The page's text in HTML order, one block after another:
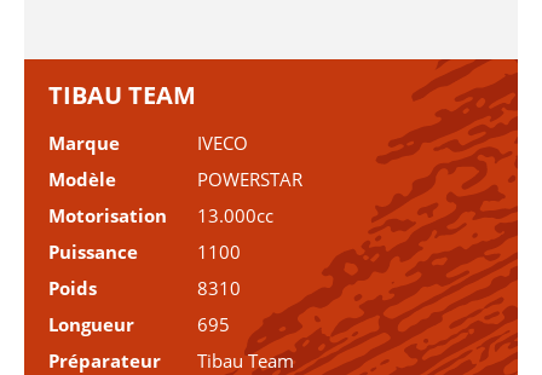
TIBAU TEAM
Marque
IVECO
Modèle
POWERSTAR
Motorisation
13.000cc
Puissance
1100
Poids
8310
Longueur
695
Préparateur
Tibau Team